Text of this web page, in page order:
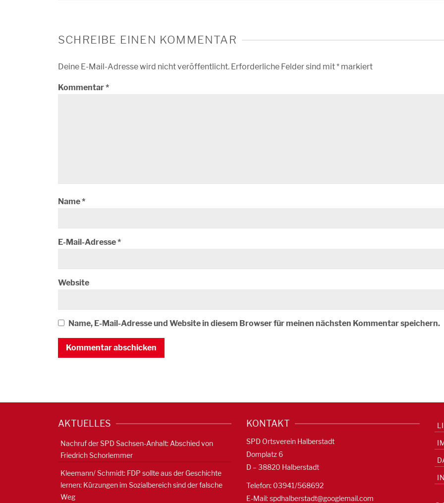
SCHREIBE EINEN KOMMENTAR
Deine E-Mail-Adresse wird nicht veröffentlicht. Erforderliche Felder sind mit* markiert
Kommentar*
Name*
E-Mail-Adresse*
Website
Name, E-Mail-Adresse und Website in diesem Browser für meinen nächsten Kommentar speichern.
AKTUELLES
Nachruf der SPD Sachsen-Anhalt: Abschied von
Friedrich Schorlemmer
Kleemann/ Schmidt: FDP sollte aus der Geschichte
lernen: Kürzungen im Sozialbereich sind der falsche
Weg
KONTAKT
SPD Ortsverein Halberstadt
Domplatz 6
D – 38820 Halberstadt
Telefon: 03941/568692
E-Mail:spdhalberstadt@googlemail.com